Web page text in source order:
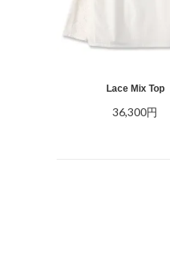
Lace Mix Top
36,300円